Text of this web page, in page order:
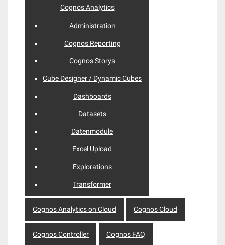
Cognos Analytics
Administration
Cognos Reporting
Cognos Storys
Cube Designer / Dynamic Cubes
Dashboards
Datasets
Datenmodule
Excel Upload
Explorations
Transformer
Cognos Analytics on Cloud Cognos Cloud
Cognos Controller Cognos FAQ